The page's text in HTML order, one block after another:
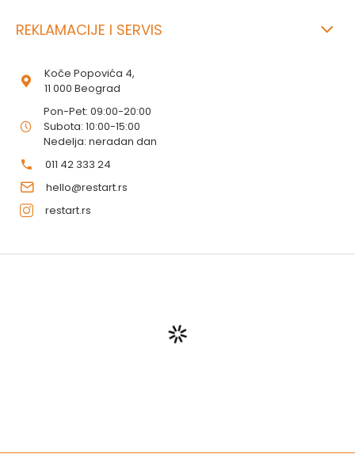
REKLAMACIJE I SERVIS
Koče Popovića 4,
11 000 Beograd
Pon-Pet: 09:00-20:00
Subota: 10:00-15:00
Nedelja: neradan dan
011 42 333 24
hello@restart.rs
restart.rs